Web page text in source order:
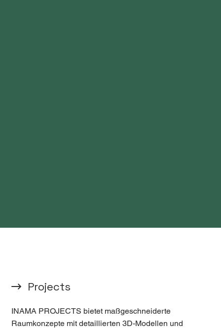
Projects
INAMA PROJECTS bietet maßgeschneiderte
Raumkonzepte mit detaillierten 3D-Modellen und